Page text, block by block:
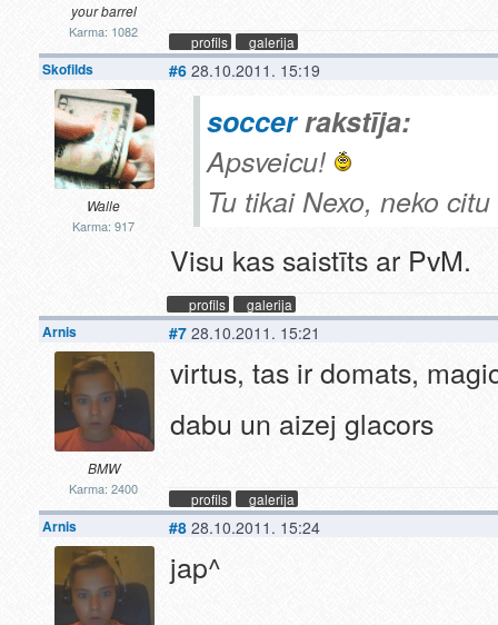
your barrel
Karma: 1082
profils galerija
Skofilds
Walle
Karma: 917
#6 28.10.2011. 15:19
soccerrakstīja:
Apsveicu!
Tu tikai Nexo, neko
Visu kas saistīts ar PvM.
profils galerija
Arnis
BMW
Karma: 2400
#7 28.10.2011. 15:21
virtus, tas ir domats,
dabu un aizej glacors
profils galerija
Arnis #8 28.10.2011. 15:24
jap^